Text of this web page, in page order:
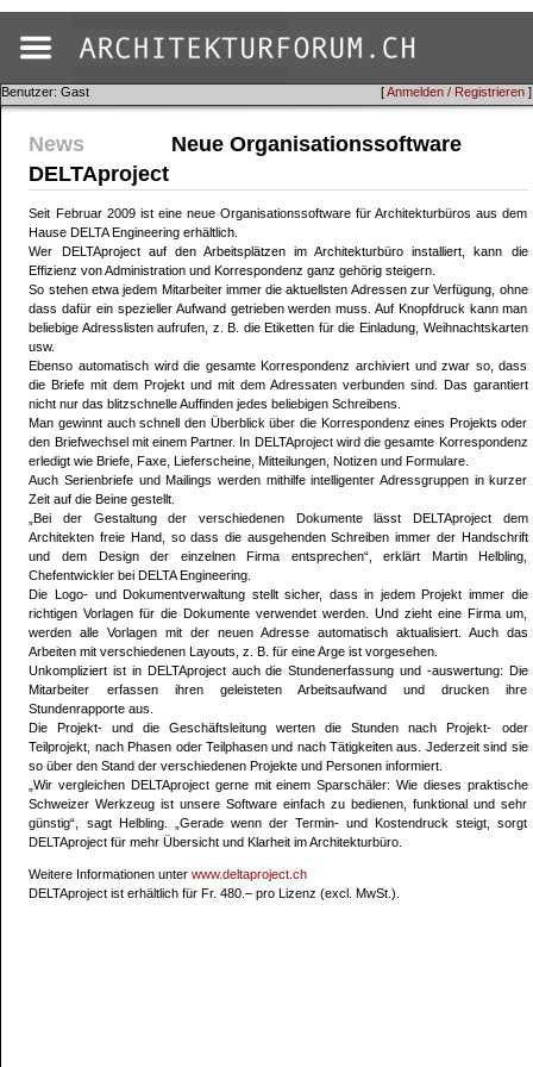
[Anmelden / Registrieren ]
Benutzer: Gast
News
Neue Organisationssoftware
DELTAproject
Seit Februar 2009 ist eine neue Organisationssoftware für Architekturbüros aus dem
Hause DELTA Engineering erhältlich.
Wer DELTAproject auf den Arbeitsplätzen im Architekturbüro installiert, kann die
Effizienz von Administration und Korrespondenz ganz gehörig steigern.
So stehen etwa jedem Mitarbeiter immer die aktuellsten Adressen zur Verfügung, ohne
dass dafür ein spezieller Aufwand getrieben werden muss. Auf Knopfdruck kann man
beliebige Adresslisten aufrufen, z. B. die Etiketten für die Einladung, Weihnachtskarten
usw.
Ebenso automatisch wird die gesamte Korrespondenz archiviert und zwar so, dass
die Briefe mit dem Projekt und mit dem Adressaten verbunden sind. Das garantiert
nicht nur das blitzschnelle Auffinden jedes beliebigen Schreibens.
Man gewinnt auch schnell den Überblick über die Korrespondenz eines Projekts oder
den Briefwechsel mit einem Partner. In DELTAproject wird die gesamte Korrespondenz
erledigt wie Briefe, Faxe, Lieferscheine, Mitteilungen, Notizen und Formulare.
Auch Serienbriefe und Mailings werden mithilfe intelligenter Adressgruppen in kurzer
Zeit auf die Beine gestellt.
„Bei der Gestaltung der verschiedenen Dokumente lässt DELTAproject dem
Architekten freie Hand, so dass die ausgehenden Schreiben immer der Handschrift
und dem Design der einzelnen Firma entsprechen“, erklärt Martin Helbling,
Chefentwickler bei DELTA Engineering.
Die Logo- und Dokumentverwaltung stellt sicher, dass in jedem Projekt immer die
richtigen Vorlagen für die Dokumente verwendet werden. Und zieht eine Firma um,
werden alle Vorlagen mit der neuen Adresse automatisch aktualisiert. Auch das
Arbeiten mit verschiedenen Layouts, z. B. für eine Arge ist vorgesehen.
Unkompliziert ist in DELTAproject auch die Stundenerfassung und -auswertung: Die
Mitarbeiter erfassen ihren geleisteten Arbeitsaufwand und drucken ihre
Stundenrapporte aus.
Die Projekt- und die Geschäftsleitung werten die Stunden nach Projekt- oder
Teilprojekt, nach Phasen oder Teilphasen und nach Tätigkeiten aus. Jederzeit sind sie
so über den Stand der verschiedenen Projekte und Personen informiert.
„Wir vergleichen DELTAproject gerne mit einem Sparschäler: Wie dieses praktische
Schweizer Werkzeug ist unsere Software einfach zu bedienen, funktional und sehr
günstig“, sagt Helbling. „Gerade wenn der Termin- und Kostendruck steigt, sorgt
DELTAproject für mehr Übersicht und Klarheit im Architekturbüro.
Weitere Informationen unterwww.deltaproject.ch
DELTAproject ist erhältlich für Fr. 480.– pro Lizenz (excl. MwSt.).